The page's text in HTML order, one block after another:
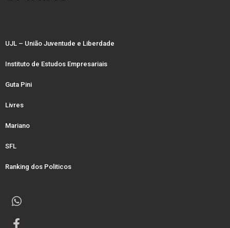
UJL – União Juventude e Liberdade
Instituto de Estudos Empresariais
Guta Pini
Livres
Mariano
SFL
Ranking dos Politicos